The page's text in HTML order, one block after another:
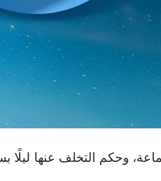
وحكم التخلف عنها ليلًا